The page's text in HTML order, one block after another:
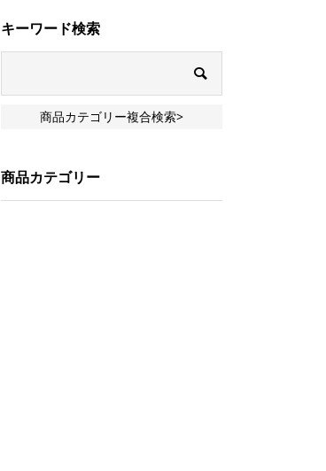
キーワード検索
商品カテゴリー複合検索>
商品カテゴリー